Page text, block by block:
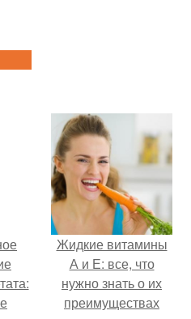
Жидкие витамины
А и Е: все, что
нужно знать о их
преимуществах